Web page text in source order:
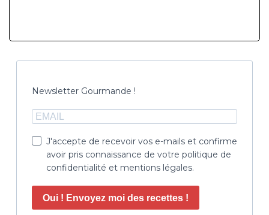
Newsletter Gourmande !
J'accepte de recevoir vos e-mails et confirme
avoir pris connaissance de votre politique de
confidentialité et mentions légales.
Oui ! Envoyez moi des recettes !